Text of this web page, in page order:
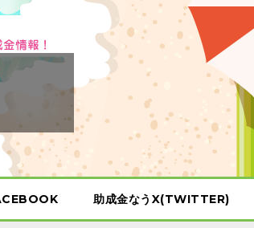
助成金なうX(TWITTER)